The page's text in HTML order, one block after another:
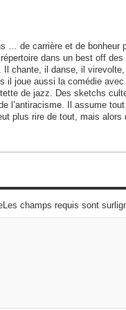
… de carrière et de bonheur
dans un best off
Il chante, il danse, il
il joue aussi la comédie
de jazz. Des sketchs
l’antiracisme. Il assume tout
plus rire de tout, mais alors
champs requis sont